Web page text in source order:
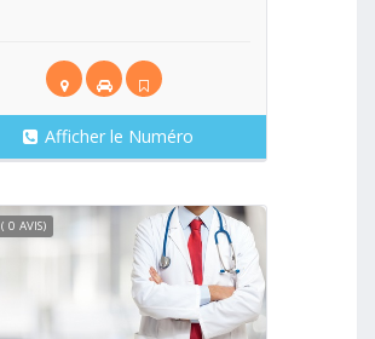
Afficher le Numéro
Voir
( 0 AVIS)